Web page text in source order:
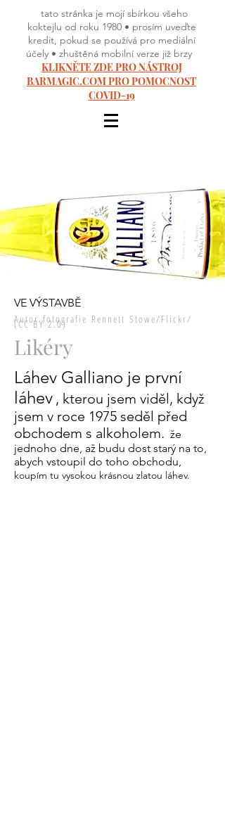
tato stránka je mojí sbírkou všeho
koktejlu od roku 1980 • prosím uveďte
kredit, pokud se používá pro mediální
účely • zhuštěná mobilní verze již brzy
KLIKNĚTE ZDE PRO NÁSTROJ
BARMAGIC.COM PRO POMOCNOST
COVID-19
VE VÝSTAVBĚ
Autor fotografie Rennett Stowe/Flickr/
(CC BY 2.0)
Likéry
Láhev Galliano je první
láhev , kterou jsem viděl, když
jsem v roce 1975 seděl před
obchodem s alkoholem. že
jednoho dne, až budu dost starý na to,
abych vstoupil do toho obchodu,
koupím tu vysokou krásnou zlatou láhev.